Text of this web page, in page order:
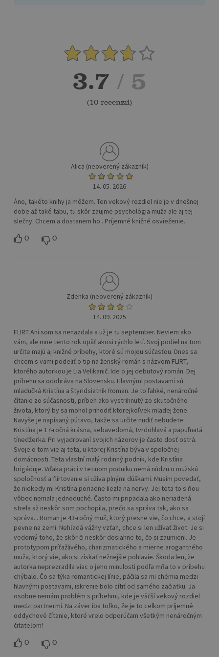
3.7 / 5
(10 recenzií)
Alica (neoverený zákazník)
14. 05. 2026
Áno, takéto knihy ja môžem. Ten vekový rozdiel nie je v dnešnej
dobe až také tabu, tu skôr zaujme psychológia muža ale aj tej
slečny. Chcem a dostanem ho . Príjemné knižné osvieženie.
0 0
Zdenka (neoverený zákazník)
14. 09. 2025
FLIRT Ani som sa nenazdala a už je tu september. Neviem ako
vám, ale mne tento rok opäť akosi rýchlo letí. Svoj podiel na tom
určite majú aj knižné príbehy, ktoré sú mojou súčasťou. Dnes sa
chcem s vami podeliť o tip na ženský román s názvom FLIRT,
ktorého autorkou je Lia Velikanič. Ide o jej debutový román. Dej
príbehu sa odohráva na Slovensku. Hlavnými postavami sú
mladučká Kristína a štyridsiatnik Roman. Je to ľahké, nenáročné
čítanie zo súčasnosti, príbeh ako vystrihnutý zo skutočného
života, ktorý by sa mohol prihodiť ktorejkoľvek mladej žene.
Navyše je napísaný pútavo, takže sa určite nudiť nebudete.
Kristína je 17-ročná krásna, sebavedomá, tvrdohlavá a papuľnatá
tínedžerka. Pri vyjadrovaní svojich názorov je často dosť ostrá.
Svoje o tom vie aj teta, u ktorej Kristína býva v spoločnej
domácnosti. Teta vlastní malý rodinný podnik, kde Kristína
brigáduje. Vďaka práci v tetinom podniku nemá núdzu o mužskú
spoločnosť a flirtovanie si užíva plnými dúškami. Musím povedať,
že niekedy mi Kristína poriadne liezla na nervy. Jej teta to s ňou
vôbec nemala jednoduché. Často mi pripadala ako neriadená
strela až neskôr som pochopila, prečo sa správa tak, ako sa
správa... Roman je 43-ročný muž, ktorý presne vie, čo chce, a stojí
pevne na zemi. Nehľadá vážny vzťah, chce si len užívať život. Je si
vedomý toho, že skôr či neskôr dosiahne to, čo si zaumieni. Je
prototypom príťažlivého, charizmatického a mierne arogantného
muža, ktorý vie, ako si získať nežnejšie pohlavie. Škoda len, že
autorka neprezradila viac o jeho minulosti podľa mňa to v príbehu
chýbalo. Čo sa týka romantickej línie, páčila sa mi chémia medzi
hlavnými postavami, iskrenie bolo cítiť od samého začiatku. Ja
osobne nemám problém s príbehmi, kde je väčší vekový rozdiel
medzi partnermi. Na záver iba toľko, že je to celkom príjemné
oddychové čítanie, ktoré vrelo odporúčam všetkým nenáročným
čitateľom!
0 0